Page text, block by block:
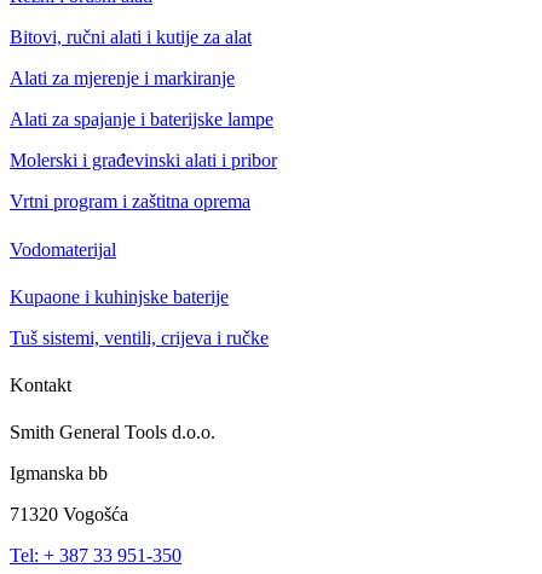
Bitovi, ručni alati i kutije za alat
Alati za mjerenje i markiranje
Alati za spajanje i baterijske lampe
Molerski i građevinski alati i pribor
Vrtni program i zaštitna oprema
Vodomaterijal
Kupaone i kuhinjske baterije
Tuš sistemi, ventili, crijeva i ručke
Kontakt
Smith General Tools d.o.o.
Igmanska bb
71320 Vogošća
Tel: + 387 33 951-350